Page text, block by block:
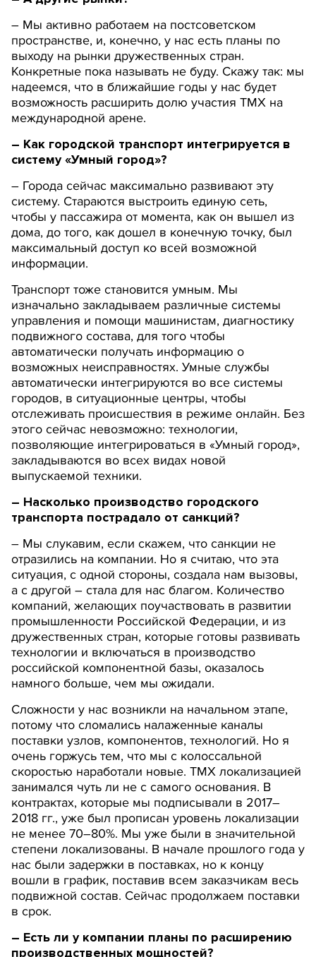
– Мы активно работаем на постсоветском
пространстве, и, конечно, у нас есть планы по
выходу на рынки дружественных стран.
Конкретные пока называть не буду. Скажу так: мы
надеемся, что в ближайшие годы у нас будет
возможность расширить долю участия ТМХ на
международной арене.
– Как городской транспорт интегрируется в
систему «Умный город»?
– Города сейчас максимально развивают эту
систему. Стараются выстроить единую сеть,
чтобы у пассажира от момента, как он вышел из
дома, до того, как дошел в конечную точку, был
максимальный доступ ко всей возможной
информации.
Транспорт тоже становится умным. Мы
изначально закладываем различные системы
управления и помощи машинистам, диагностику
подвижного состава, для того чтобы
автоматически получать информацию о
возможных неисправностях. Умные службы
автоматически интегрируются во все системы
городов, в ситуационные центры, чтобы
отслеживать происшествия в режиме онлайн. Без
этого сейчас невозможно: технологии,
позволяющие интегрироваться в «Умный город»,
закладываются во всех видах новой
выпускаемой техники.
– Насколько производство городского
транспорта пострадало от санкций?
– Мы слукавим, если скажем, что санкции не
отразились на компании. Но я считаю, что эта
ситуация, с одной стороны, создала нам вызовы,
а с другой – стала для нас благом. Количество
компаний, желающих поучаствовать в развитии
промышленности Российской Федерации, и из
дружественных стран, которые готовы развивать
технологии и включаться в производство
российской компонентной базы, оказалось
намного больше, чем мы ожидали.
Сложности у нас возникли на начальном этапе,
потому что сломались налаженные каналы
поставки узлов, компонентов, технологий. Но я
очень горжусь тем, что мы с колоссальной
скоростью наработали новые. ТМХ локализацией
занимался чуть ли не с самого основания. В
контрактах, которые мы подписывали в 2017–
2018 гг., уже был прописан уровень локализации
не менее 70–80%. Мы уже были в значительной
степени локализованы. В начале прошлого года у
нас были задержки в поставках, но к концу
вошли в график, поставив всем заказчикам весь
подвижной состав. Сейчас продолжаем поставки
в срок.
– Есть ли у компании планы по расширению
производственных мощностей?